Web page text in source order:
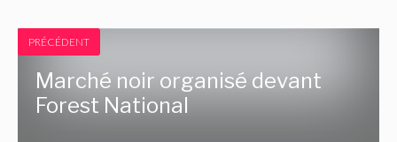
PRÉCÉDENT
Marché noir organisé devant
Forest National